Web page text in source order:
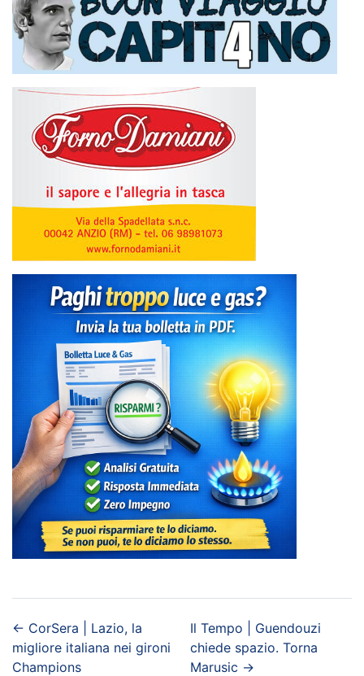
← CorSera | Lazio, la
migliore italiana nei gironi
Champions
Il Tempo | Guendouzi
chiede spazio. Torna
Marusic →